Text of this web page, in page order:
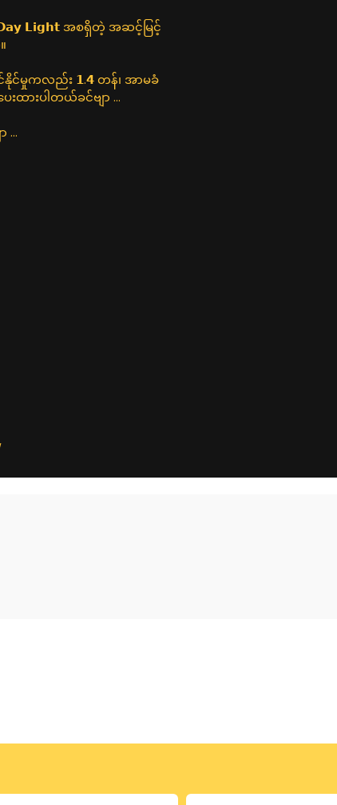
𝗟𝗶𝗴𝗵𝘁 အစရှိတဲ့ အဆင့်မြင့်
င်မှုကလည်း 𝟭.𝟰 တန်၊ အာမခံ
ားပါတယ်ခင်ဗျာ ...
...